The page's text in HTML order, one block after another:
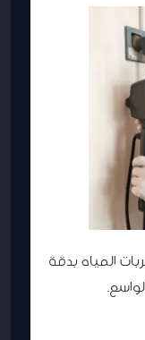
المياه بدقة